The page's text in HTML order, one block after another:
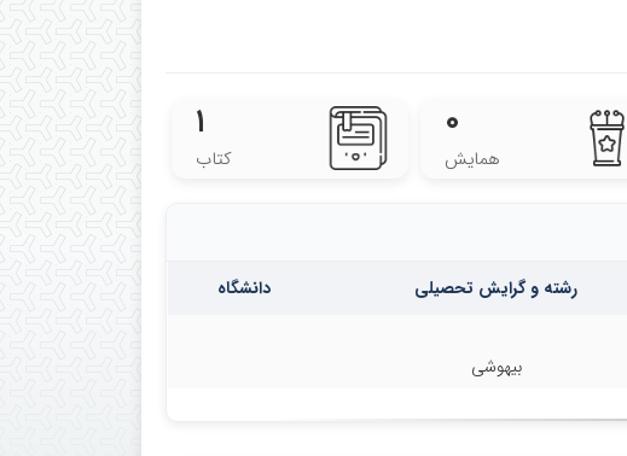
۰
همایش
۱
کتاب
رشته و گرایش تحصیلی دانشگاه
بیهوشی